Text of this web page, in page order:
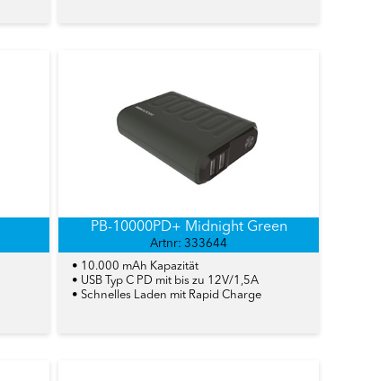
PB-10000PD+ Midnight Green
Artnr: 333644
• 10.000 mAh Kapazität
• USB Typ C PD mit bis zu 12V/1,5A
• Schnelles Laden mit Rapid Charge